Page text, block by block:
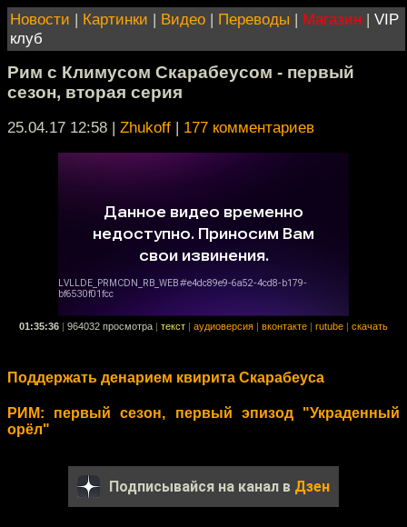
Новости | Картинки | Видео | Переводы | Магазин | VIP
клуб
Рим с Климусом Скарабеусом - первый
сезон, вторая серия
25.04.17 12:58 | Zhukoff | 177 комментариев
01:35:36 964032 просмотра текст аудиоверсия вконтакте rutube скачать
Поддержать денарием квирита Скарабеуса
РИМ: первый сезон, первый эпизод "Украденный
орёл"
Подписывайся на канал в Дзен